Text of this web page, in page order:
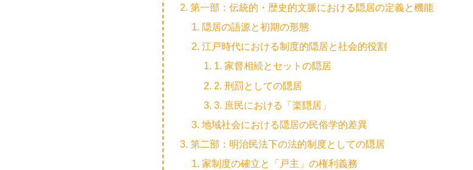
第一部：伝統的・歴史的文脈における隠居の定義と機能
隠居の語源と初期の形態
江戸時代における制度的隠居と社会的役割
1. 家督相続とセットの隠居
2. 刑罰としての隠居
3. 庶民における「楽隠居」
地域社会における隠居の民俗学的差異
第二部：明治民法下の法的制度としての隠居
家制度の確立と「戸主」の権利義務